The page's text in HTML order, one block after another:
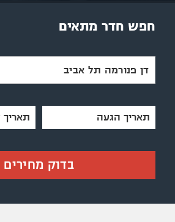
חפש חדר מתאים
דן פנורמה תל אביב
בדוק מחירים